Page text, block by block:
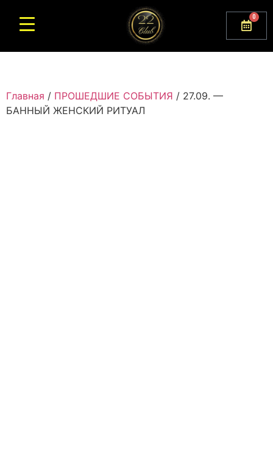
0
Главная / ПРОШЕДШИЕ СОБЫТИЯ / 27.09. —
БАННЫЙ ЖЕНСКИЙ РИТУАЛ